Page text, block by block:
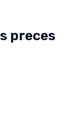
preces